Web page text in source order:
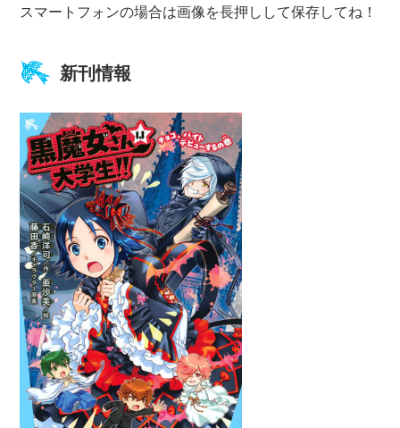
スマートフォンの場合は画像を長押しして保存してね！
新刊情報